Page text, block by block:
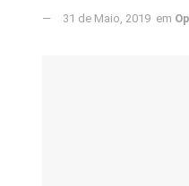
31 de Maio, 2019 em